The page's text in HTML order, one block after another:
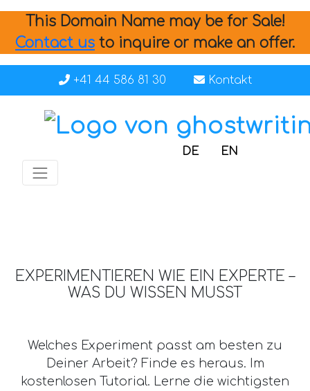
This Domain Name may be for Sale!
Contact us to inquire or make an offer.
+41 44 586 81 30 Kontakt
DE EN
EXPERIMENTIEREN WIE EIN EXPERTE –
WAS DU WISSEN MUSST
Welches Experiment passt am besten zu
Deiner Arbeit? Finde es heraus. Im
kostenlosen Tutorial. Lerne die wichtigsten